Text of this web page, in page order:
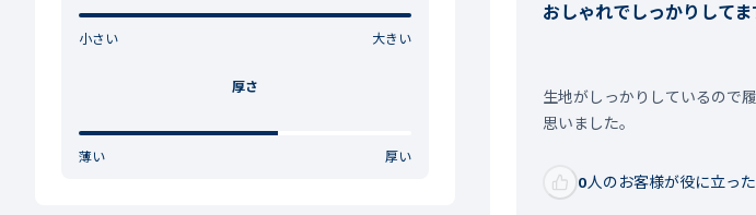
小さい 大きい
厚さ
薄い 厚い
おしゃれでしっかりしてま
生地がしっかりしているので
思いました。
0人のお客様が役に立った